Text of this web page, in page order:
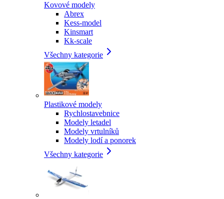
Kovové modely
Abrex
Kess-model
Kinsmart
Kk-scale
Všechny kategorie
Plastikové modely
Rychlostavebnice
Modely letadel
Modely vrtulníků
Modely lodí a ponorek
Všechny kategorie